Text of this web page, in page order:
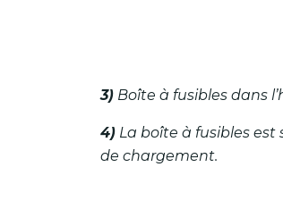
3) Boîte à fusibles dans
4) La boîte à fusibles
de chargement.